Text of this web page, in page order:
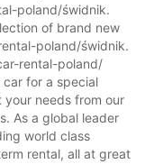
poland/świdnik.
of brand new
poland/świdnik.
rental-poland/
for a special
needs from our
As a global leader
world class
rental, all at great